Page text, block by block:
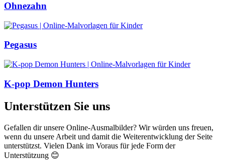
Ohnezahn
Pegasus
K-pop Demon Hunters
Unterstützen Sie uns
Gefallen dir unsere Online-Ausmalbilder? Wir würden uns freuen,
wenn du unsere Arbeit und damit die Weiterentwicklung der Seite
unterstützst. Vielen Dank im Voraus für jede Form der
Unterstützung 😊